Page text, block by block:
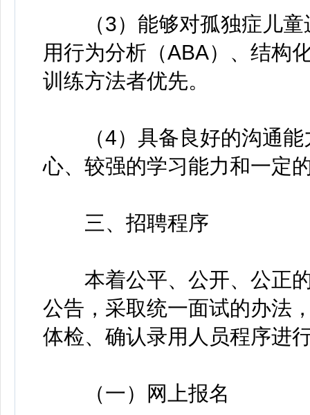
（3）能够对孤独症儿童
用行为分析（ABA）、结构
训练方法者优先。
（4）具备良好的沟通能
心、较强的学习能力和一定
三、招聘程序
本着公平、公开、公正的
公告，采取统一面试的办法
体检、确认录用人员程序进
（一）网上报名